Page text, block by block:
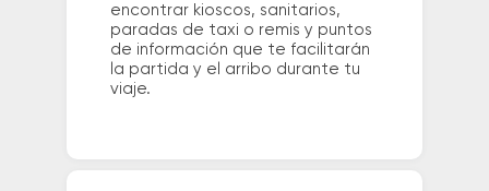
encontrar kioscos, sanitarios,
paradas de taxi o remis y puntos
de información que te facilitarán
la partida y el arribo durante tu
viaje.